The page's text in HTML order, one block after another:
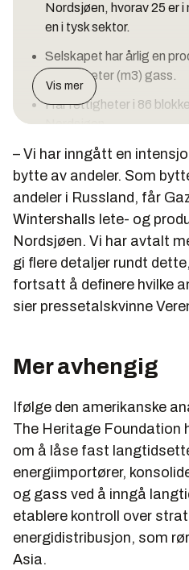
Nordsjøen, hvorav 25 er i
en i tysk sektor.
Selskapet har årlig en
kubikkmeter (m3) gass.
Har rettigheter i 86
Nordsjøen.
Har eierskap i 50 lisenser
Avhengighet av
Europeisk avhengighet
et problem, og russiske
avhengigheten.
avhengighet i transittland
Noen transittland er
regjeringens plan er å
dem ved å true
via Vest-Europa.
1. januar 2006 og 1.
en disputt rundt betalinger.
Vis mer
– Vi har inngått en
bytte av andeler. Som
andeler i Russland, får
Wintershalls lete- og
Nordsjøen. Vi har avtalt
gi flere detaljer rundt
fortsatt å definere hvilke
sier pressetalskvinne
Mer avhengig
Ifølge den amerikanske
The Heritage Foundation
om å låse fast
energiimportører,
og gass ved å inngå
etablere kontroll over
energidistribusjon, som
Asia.